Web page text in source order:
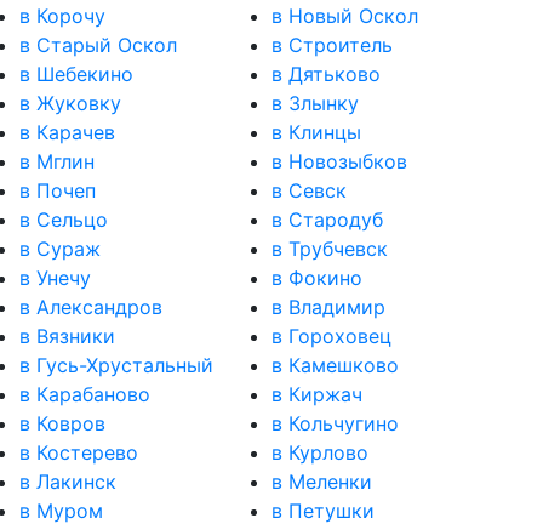
в Корочу
в Новый Оскол
в Старый Оскол
в Строитель
в Шебекино
в Дятьково
в Жуковку
в Злынку
в Карачев
в Клинцы
в Мглин
в Новозыбков
в Почеп
в Севск
в Сельцо
в Стародуб
в Сураж
в Трубчевск
в Унечу
в Фокино
в Александров
в Владимир
в Вязники
в Гороховец
в Гусь-Хрустальный
в Камешково
в Карабаново
в Киржач
в Ковров
в Кольчугино
в Костерево
в Курлово
в Лакинск
в Меленки
в Муром
в Петушки